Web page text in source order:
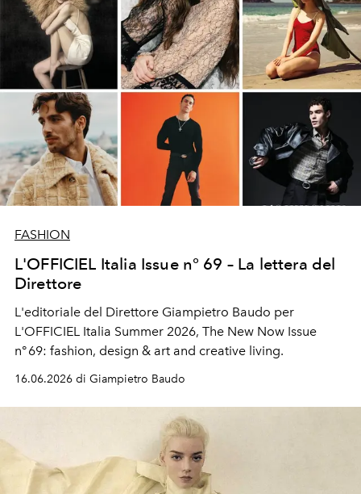
FASHION
L'OFFICIEL Italia Issue n° 69 – La lettera del
Direttore
L'editoriale del Direttore Giampietro Baudo per
L'OFFICIEL Italia Summer 2026, The New Now Issue
n° 69: fashion, design & art and creative living.
16.06.2026 di Giampietro Baudo